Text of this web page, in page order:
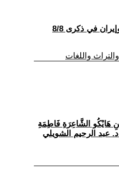
واللغات
هَايْكُو الشَّاعِرَةِ فَاطِمَةِ
د. عبد الرحيم الشويلي